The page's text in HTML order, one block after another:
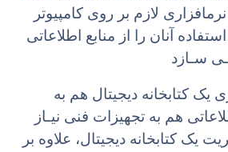
لازم بر روی کامپیوتر
آنان را از منابع اطلاعاتی
سـازد
یک کتابخانه دیجیتال هم به
هم به تجهیزات فنی نیـاز
یک کتابخانه دیجیتال، علاوه بر